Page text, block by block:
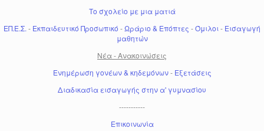
Το σχολείο με μια ματιά
ΕΠ.Ε.Σ. - Εκπαιδευτικό Προσωπικό -Ωράριο & Επόπτες -Όμιλοι- Εισαγωγή
μαθητών
Νέα - Ανακοινώσεις
Ενημέρωση γονέων & κηδεμόνων- Εξετάσεις
Διαδικασία εισαγωγής στην α' γυμνασίου
-----------
Επικοινωνία